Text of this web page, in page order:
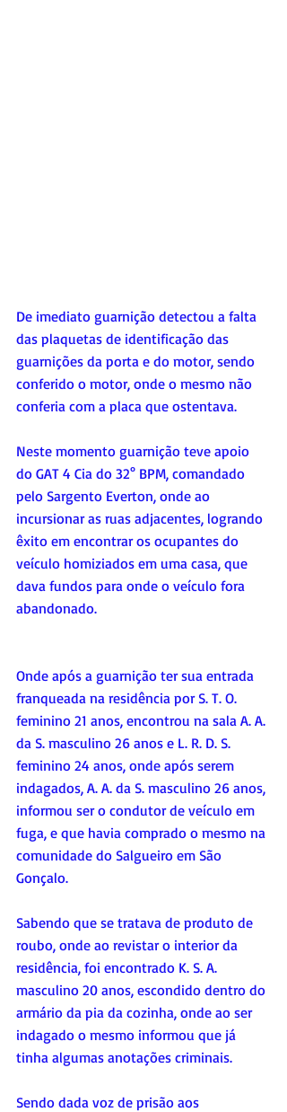
De imediato guarnição detectou a falta
das plaquetas de identificação das
guarnições da porta e do motor, sendo
conferido o motor, onde o mesmo não
conferia com a placa que ostentava.
Neste momento guarnição teve apoio
do GAT 4 Cia do 32° BPM, comandado
pelo Sargento Everton, onde ao
incursionar as ruas adjacentes, logrando
êxito em encontrar os ocupantes do
veículo homiziados em uma casa, que
dava fundos para onde o veículo fora
abandonado.
Onde após a guarnição ter sua entrada
franqueada na residência por S. T. O.
feminino 21 anos, encontrou na sala A. A.
da S. masculino 26 anos e L. R. D. S.
feminino 24 anos, onde após serem
indagados, A. A. da S. masculino 26 anos,
informou ser o condutor de veículo em
fuga, e que havia comprado o mesmo na
comunidade do Salgueiro em São
Gonçalo.
Sabendo que se tratava de produto de
roubo, onde ao revistar o interior da
residência, foi encontrado K. S. A.
masculino 20 anos, escondido dentro do
armário da pia da cozinha, onde ao ser
indagado o mesmo informou que já
tinha algumas anotações criminais.
Sendo dada voz de prisão aos